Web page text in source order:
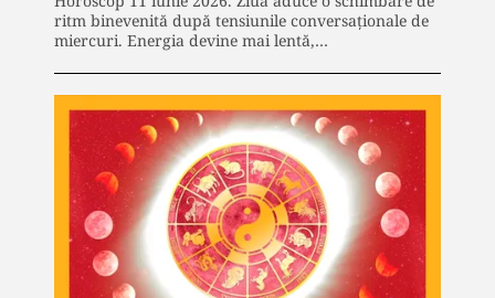
ritm binevenită după tensiunile conversaționale de
miercuri. Energia devine mai lentă,…